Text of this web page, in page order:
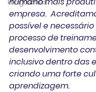
Programas
empresa.
possível e
processo de
desenvolvimento
inclusivo dentro das
criando uma forte
aprendizagem.